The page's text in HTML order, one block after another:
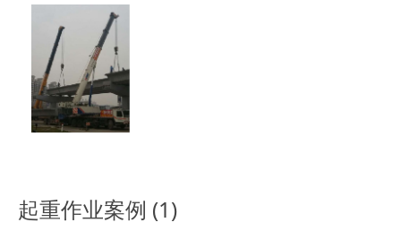
起重作业案例 (1)